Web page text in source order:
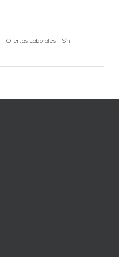
Ofertas Laborales
Sin